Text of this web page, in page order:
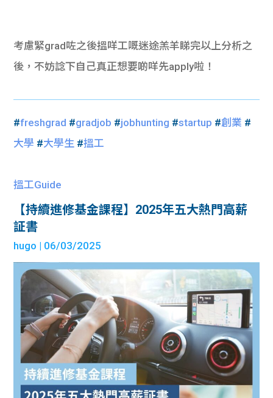
考慮緊grad咗之後搵咩工嘅迷途羔羊睇完以上分析之
後，不妨諗下自己真正想要啲咩先apply啦！
#freshgrad #gradjob #jobhunting #startup #創業 #
大學 #大學生 #搵工
搵工Guide
【持續進修基金課程】2025年五大熱門高薪
証書
hugo | 06/03/2025